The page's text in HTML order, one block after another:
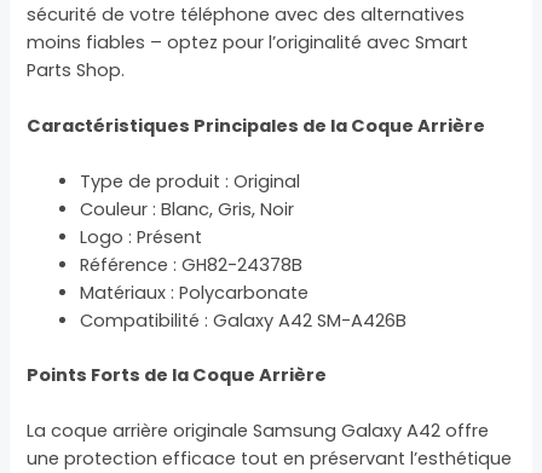
sécurité de votre téléphone avec des alternatives
moins fiables – optez pour l’originalité avec Smart
Parts Shop.
Caractéristiques Principales de la Coque Arrière
Type de produit : Original
Couleur : Blanc, Gris, Noir
Logo : Présent
Référence : GH82-24378B
Matériaux : Polycarbonate
Compatibilité : Galaxy A42 SM-A426B
Points Forts de la Coque Arrière
La coque arrière originale Samsung Galaxy A42 offre
une protection efficace tout en préservant l’esthétique